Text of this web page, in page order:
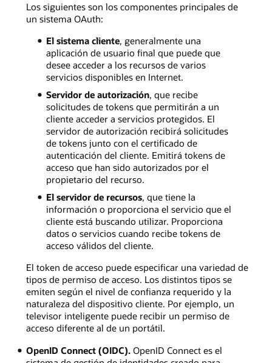
Los siguientes son los componentes principales de
un sistema OAuth:
El sistema cliente, generalmente una
aplicación de usuario final que puede que
desee acceder a los recursos de varios
servicios disponibles en Internet.
Servidor de autorización, que recibe
solicitudes de tokens que permitirán a un
cliente acceder a servicios protegidos. El
servidor de autorización recibirá solicitudes
de tokens junto con el certificado de
autenticación del cliente. Emitirá tokens de
acceso que han sido autorizados por el
propietario del recurso.
El servidor de recursos, que tiene la
información o proporciona el servicio que el
cliente está buscando utilizar. Proporciona
datos o servicios cuando recibe tokens de
acceso válidos del cliente.
El token de acceso puede especificar una variedad de
tipos de permiso de acceso. Los distintos tipos se
emiten según el nivel de confianza requerido y la
naturaleza del dispositivo cliente. Por ejemplo, un
televisor inteligente puede recibir un permiso de
acceso diferente al de un portátil.
OpenID Connect (OIDC).OpenID Connect es el